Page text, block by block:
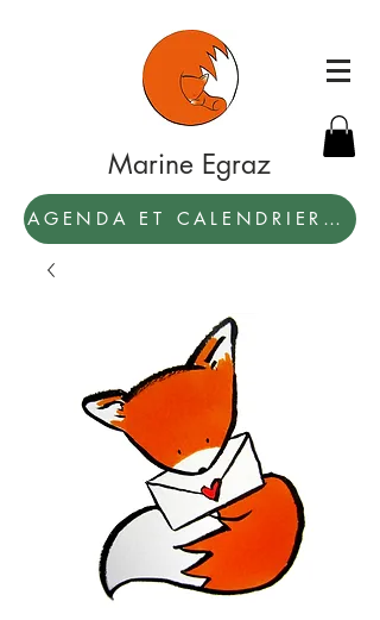
Marine Egraz
AGENDA ET CALENDRIER 2027: PAR ICI !